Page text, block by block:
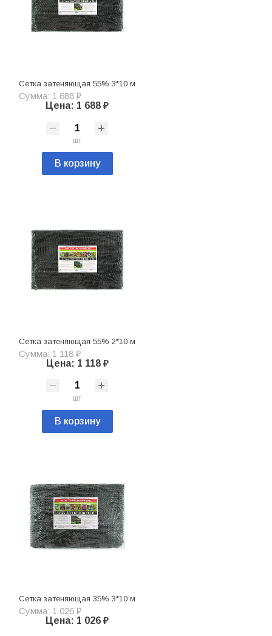
Сетка затеняющая 55% 3*10 м
Сумма: 1 688 ₽
Цена: 1 688 ₽
шт
В корзину
Сетка затеняющая 55% 2*10 м
Сумма: 1 118 ₽
Цена: 1 118 ₽
шт
В корзину
Сетка затеняющая 35% 3*10 м
Сумма: 1 026 ₽
Цена: 1 026 ₽